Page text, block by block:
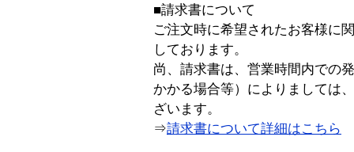
■請求書について
ご注文時に希望されたお客様に
しております。
尚、請求書は、営業時間内での
かかる場合等）によりましては
ざいます。
⇒請求書について詳細はこちら